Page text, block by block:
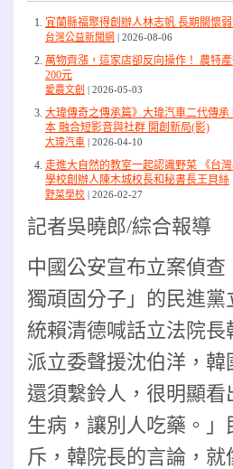
宜蘭縣福聚得創辦人林志帆 長期關懷
台灣公益新聞網 2026-08-06
萬物齊漲，這家店卻反向操作！ 農特
200元
愛農文創 2026-05-03
大瑋傳奇之傳承篇》大瑋汽車二代傳
本 融合短影音與社群 開創新局(影)
大瑋汽車 2026-04-10
走進大自然的教室一起認識野菜 《台
學校創辦人陳木城校長和秘書長王貝絲
野菜學校 2026-02-27
記者吳曉郎/綜合報導
中國公安宣布立案偵查
獨頑固分子」的民進黨
統賴清德喊話立法院長
派立委聲援沈伯洋，
還須繫鈴人，很明顯看
生病，讓別人吃藥。」
斥，韓院長的言論，